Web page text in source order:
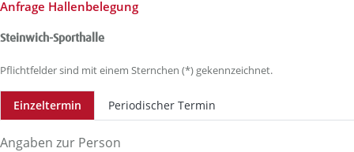
Anfrage Hallenbelegung
Steinwich-Sporthalle
Pflichtfelder sind mit einem Sternchen (*) gekennzeichnet.
Einzeltermin Periodischer Termin
Angaben zur Person